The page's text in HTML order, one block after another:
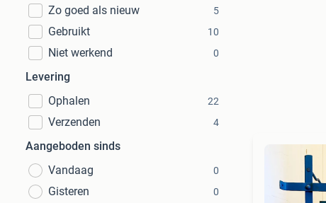
Zo goed als nieuw 5
Gebruikt 10
Niet werkend 0
Levering
Ophalen
22
Verzenden 4
Aangeboden sinds
Vandaag
0
Gisteren 0